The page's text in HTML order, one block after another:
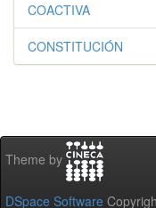
COACTIVA
CONSTITUCIÓN
Theme by
DSpace Software